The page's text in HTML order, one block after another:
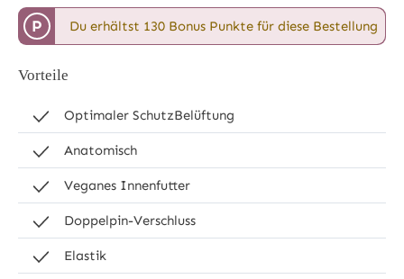
P Du erhältst 130 Bonus Punkte für diese Bestellung
Vorteile
Optimaler SchutzBelüftung
Anatomisch
Veganes Innenfutter
Doppelpin-Verschluss
Elastik